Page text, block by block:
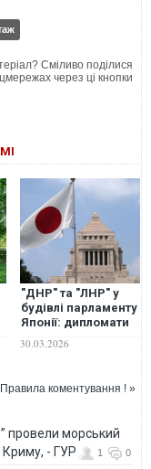
Сміливо поділися
через ці кнопки
"ДНР" та "ЛНР" у
будівлі парламенту
Японії: дипломати
відреагували на
30.03.2026
Правила коментування ! »
провели морський
Криму, - ГУР
1 0